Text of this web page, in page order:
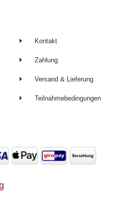
Kontakt
Zahlung
Versand & Lieferung
Teilnahmebedingungen